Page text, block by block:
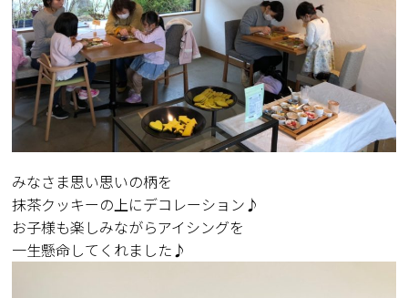
みなさま思い思いの柄を
抹茶クッキーの上にデコレーション♪
お子様も楽しみながらアイシングを
一生懸命してくれました♪